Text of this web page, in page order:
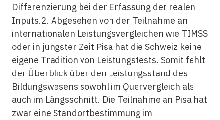
Differenzierung bei der Erfassung der realen
Inputs.2. Abgesehen von der Teilnahme an
internationalen Leistungsvergleichen wie TIMSS
oder in jüngster Zeit Pisa hat die Schweiz keine
eigene Tradition von Leistungstests. Somit fehlt
der Überblick über den Leistungsstand des
Bildungswesens sowohl im Quervergleich als
auch im Längsschnitt. Die Teilnahme an Pisa hat
zwar eine Standortbestimmung im